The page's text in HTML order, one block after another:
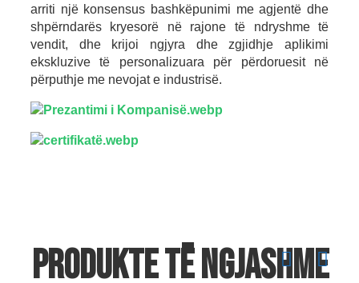
arriti një konsensus bashkëpunimi me agjentë dhe
shpërndarës kryesorë në rajone të ndryshme të
vendit, dhe krijoi ngjyra dhe zgjidhje aplikimi
ekskluzive të personalizuara për përdoruesit në
përputhje me nevojat e industrisë.
Produkte të ngjashme